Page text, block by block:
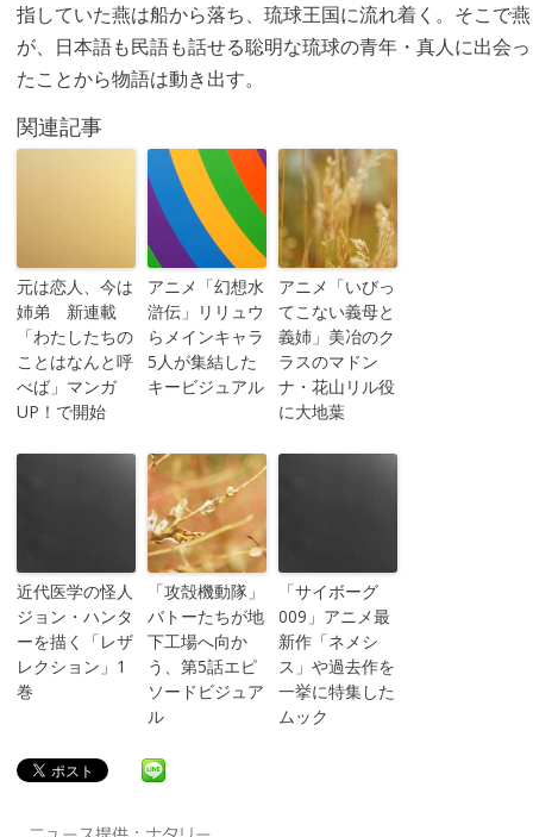
指していた燕は船から落ち、琉球王国に流れ着く。そこで燕
が、日本語も民語も話せる聡明な琉球の青年・真人に出会っ
たことから物語は動き出す。
関連記事
元は恋人、今は
姉弟 新連載
「わたしたちの
ことはなんと呼
べば」マンガ
UP！で開始
アニメ「幻想水
滸伝」リリュウ
らメインキャラ
5人が集結した
キービジュアル
アニメ「いびっ
てこない義母と
義姉」美冶のク
ラスのマドン
ナ・花山リル役
に大地葉
近代医学の怪人
ジョン・ハンタ
ーを描く「レザ
レクション」1
巻
「攻殻機動隊」
バトーたちが地
下工場へ向か
う、第5話エピ
ソードビジュア
ル
「サイボーグ
009」アニメ最
新作「ネメシ
ス」や過去作を
一挙に特集した
ムック